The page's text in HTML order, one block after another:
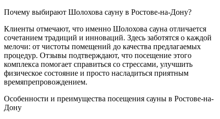
Почему выбирают Шолохова сауну в Ростове-на-Дону?
Клиенты отмечают, что именно Шолохова сауна отличается
сочетанием традиций и инноваций. Здесь заботятся о каждой
мелочи: от чистоты помещений до качества предлагаемых
процедур. Отзывы подтверждают, что посещение этого
комплекса помогает справиться со стрессами, улучшить
физическое состояние и просто насладиться приятным
времяпрепровождением.
Особенности и преимущества посещения сауны в Ростове-на-
Дону